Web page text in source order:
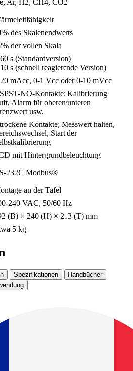
Ar, H2, CH4, CO2
des Skalenendwerts
der vollen Skala
s (Standardversion)
s (schnell reagierende Version)
mAcc, 0-1 Vcc oder 0-10 mVcc
NO-Kontakte: Kalibrierung
Alarm für oberen/unteren
usw.
Kontakte; Messwert halten,
Start der
mit Hintergrundbeleuchtung
232C Modbus®
an der Tafel
240 VAC, 50/60 Hz
(B) × 240 (H) × 213 (T) mm
5 kg
Spezifikationen
Handbücher